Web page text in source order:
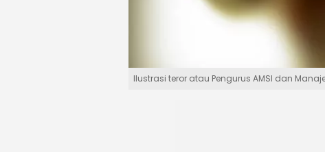
Ilustrasi teror atau Pengurus AMSI dan